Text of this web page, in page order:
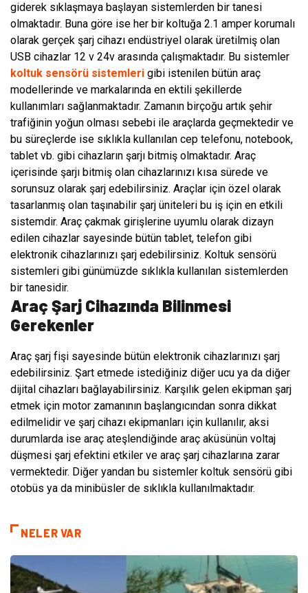
giderek sıklaşmaya başlayan sistemlerden bir tanesi
olmaktadır. Buna göre ise her bir koltuğa 2.1 amper korumalı
olarak gerçek şarj cihazı endüstriyel olarak üretilmiş olan
USB cihazlar 12 v 24v arasında çalışmaktadır. Bu sistemler
koltuk sensörü sistemleri gibi istenilen bütün araç
modellerinde ve markalarında en ektili şekillerde
kullanımları sağlanmaktadır. Zamanın birçoğu artık şehir
trafiğinin yoğun olması sebebi ile araçlarda geçmektedir ve
bu süreçlerde ise sıklıkla kullanılan cep telefonu, notebook,
tablet vb. gibi cihazların şarjı bitmiş olmaktadır. Araç
içerisinde şarjı bitmiş olan cihazlarınızı kısa sürede ve
sorunsuz olarak şarj edebilirsiniz. Araçlar için özel olarak
tasarlanmış olan taşınabilir şarj üniteleri bu iş için en etkili
sistemdir. Araç çakmak girişlerine uyumlu olarak dizayn
edilen cihazlar sayesinde bütün tablet, telefon gibi
elektronik cihazlarınızı şarj edebilirsiniz. Koltuk sensörü
sistemleri gibi günümüzde sıklıkla kullanılan sistemlerden
bir tanesidir.
Araç Şarj Cihazında Bilinmesi
Gerekenler
Araç şarj fişi sayesinde bütün elektronik cihazlarınızı şarj
edebilirsiniz. Şart etmede istediğiniz diğer ucu ya da diğer
dijital cihazları bağlayabilirsiniz. Karşılık gelen ekipman şarj
etmek için motor zamanının başlangıcından sonra dikkat
edilmelidir ve şarj cihazı ekipmanları için kullanılır, aksi
durumlarda ise araç ateşlendiğinde araç aküsünün voltaj
düşmesi şarj efektini etkiler ve araç şarj cihazlarına zarar
vermektedir. Diğer yandan bu sistemler koltuk sensörü gibi
otobüs ya da minibüsler de sıklıkla kullanılmaktadır.
NELER VAR